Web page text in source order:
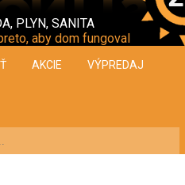
PLYN, SANITA
aby dom fungoval
AKCIE VÝPREDAJ